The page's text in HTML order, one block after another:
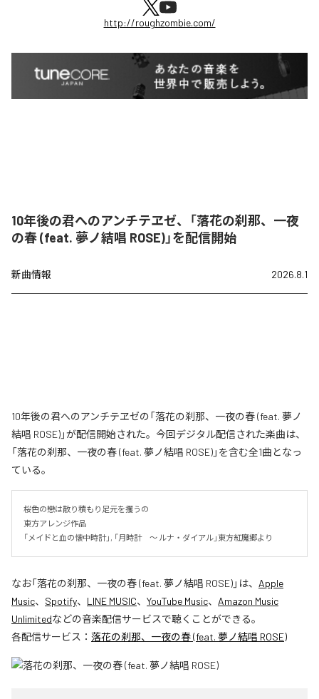
http://roughzombie.com/
10年後の君へのアンチテヱゼ、「落花の刹那、一夜
の春 (feat. 夢ノ結唱 ROSE)」を配信開始
新曲情報 2026.8.1
10年後の君へのアンチテヱゼの「落花の刹那、一夜の春 (feat. 夢ノ
結唱 ROSE)」が配信開始された。今回デジタル配信された楽曲は、
「落花の刹那、一夜の春 (feat. 夢ノ結唱 ROSE)」を含む全1曲となっ
ている。
桜色の戀は散り積もり足元を攫うの
東方アレンジ作品
「メイドと血の懐中時計」, 「月時計　～ ルナ・ダイアル」東方紅魔郷より
なお「落花の刹那、一夜の春 (feat. 夢ノ結唱 ROSE)」は、 Apple
Music、 Spotify、 LINE MUSIC、 YouTube Music、 Amazon Music
Unlimitedなどの音楽配信サービスで聴くことができる。
各配信サービス： 落花の刹那、一夜の春 (feat. 夢ノ結唱 ROSE)